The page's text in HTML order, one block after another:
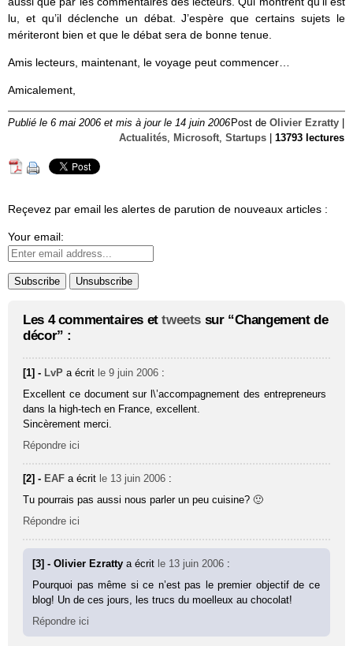
lu, et qu’il déclenche un débat. J’espère que certains sujets le
mériteront bien et que le débat sera de bonne tenue.
Amis lecteurs, maintenant, le voyage peut commencer…
Amicalement,
Publié le 6 mai 2006 et mis à jour le 14 juin 2006 Post de Olivier Ezratty
Actualités, Microsoft, Startups 13793 lectures
Reçevez par email les alertes de parution de nouveaux articles :
Your email:
Les 4 commentaires ettweets sur “Changement de
décor” :
[1] - LvP a écrit le 9 juin 2006 :
Excellent ce document sur l\’accompagnement des entrepreneurs
dans la high-tech en France, excellent.
Sincèrement merci.
Répondre ici
[2] - EAF a écrit le 13 juin 2006 :
Tu pourrais pas aussi nous parler un peu cuisine? 🙂
Répondre ici
[3] - Olivier Ezrattya écrit le 13 juin 2006 :
Pourquoi pas même si ce n’est pas le premier objectif de ce
blog! Un de ces jours, les trucs du moelleux au chocolat!
Répondre ici